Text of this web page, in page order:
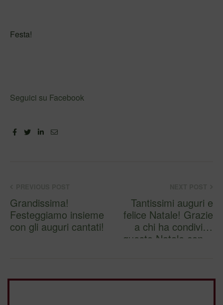
Festa!
Seguici su Facebook
FacebookTwitterLinkedin
Email
Grandissima!
Festeggiamo insieme
con gli auguri cantati!
Tantissimi auguri e
felice Natale! Grazie
a chi ha condiviso
questo Natale con…